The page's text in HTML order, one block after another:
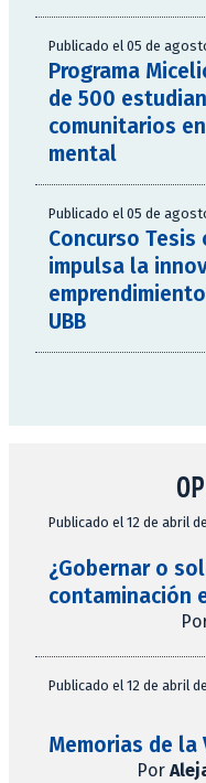
Publicado el 05 de
Programa
de 500
comunitarios
mental
Publicado el 05 de
Concurso Tesis
impulsa la
UBB
Publicado el 12 de abril
¿Gobernar o
contaminación
Publicado el 12 de abril
Memorias de la
Por